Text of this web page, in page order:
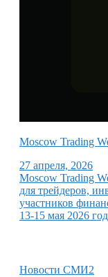
Moscow Trading
27 апреля, 2026
Moscow Trading
для трейдеров,
участников
13-15 мая 2026
Новости СМИ2